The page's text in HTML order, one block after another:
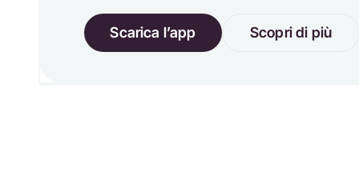
Scarica l’app Scopri di più